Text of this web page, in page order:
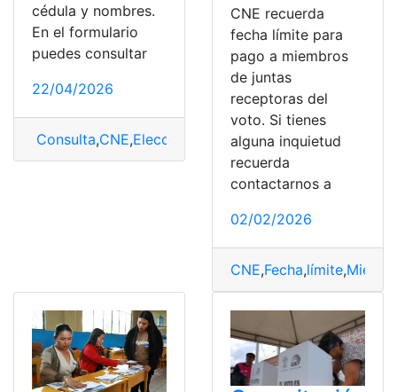
cédula y nombres.
En el formulario
puedes consultar
22/04/2026
Consulta,CNE,Elecciones Miembro de mesa,
CNE recuerda
fecha límite para
pago a miembros
de juntas
receptoras del
voto. Si tienes
alguna inquietud
recuerda
contactarnos a
02/02/2026
CNE,Fecha,límite,